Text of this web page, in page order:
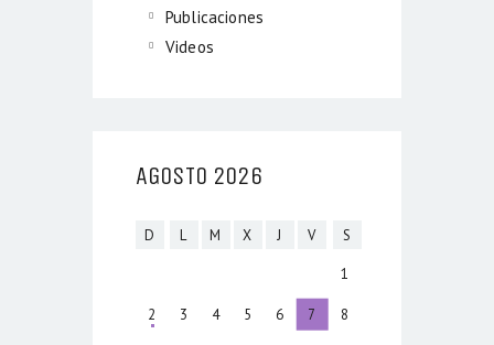
Publicaciones
Videos
AGOSTO 2026
D L M X J V S
1
2 3 4 5 6 7 8